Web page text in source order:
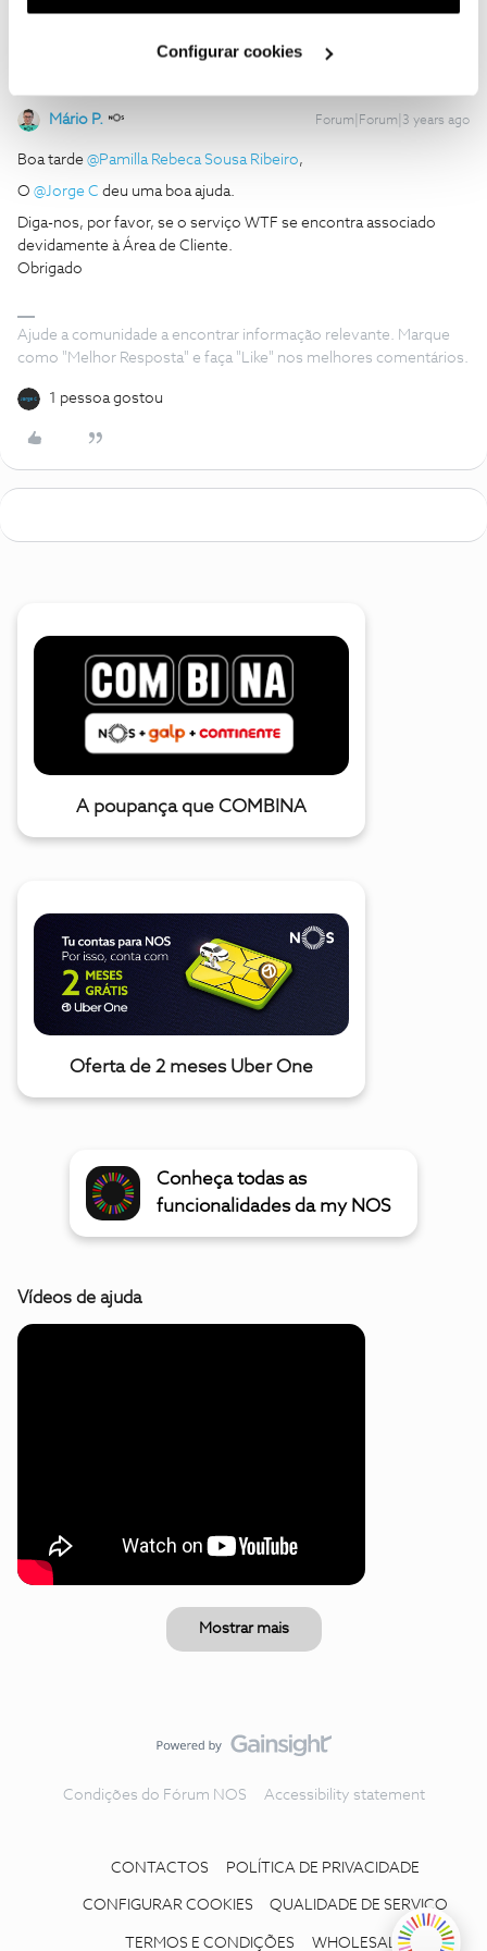
utilização dos cookies clicando em "Configurar
Configurar cookies
Mário P. Forum|Forum|3 years ago
Boa tarde @Pamilla Rebeca Sousa Ribeiro,
O @Jorge C deu uma boa ajuda.
Diga-nos, por favor, se o serviço WTF se encontra associado
devidamente à Área de Cliente.
Obrigado
Ajude a comunidade a encontrar informação relevante. Marque
como "Melhor Resposta" e faça "Like" nos melhores comentários.
1 pessoa gostou
A poupança que COMBINA
Oferta de 2 meses Uber One
Conheça todas as
funcionalidades da my NOS
Vídeos de ajuda
Mostrar mais
Condições do Fórum NOS Accessibility statement
CONTACTOS POLÍTICA DE PRIVACIDADE
CONFIGURAR COOKIES QUALIDADE DE SERVIÇO
TERMOS E CONDIÇÕES WHOLESALE